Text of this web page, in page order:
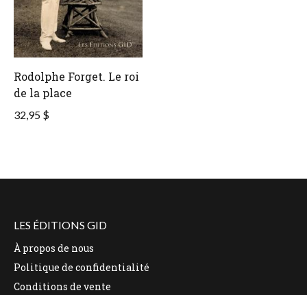
Rodolphe Forget. Le roi
de la place
32,95 $
LES ÉDITIONS GID
À propos de nous
Politique de confidentialité
Conditions de vente